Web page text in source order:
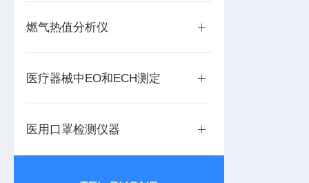
燃气热值分析仪
医疗器械中EO和ECH测定
医用口罩检测仪器